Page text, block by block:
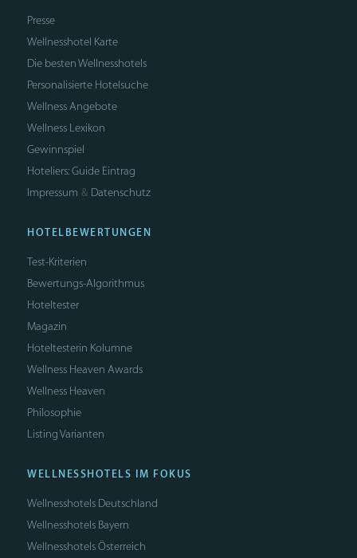
Presse
Wellnesshotel Karte
Die besten Wellnesshotels
Personalisierte Hotelsuche
Wellness Angebote
Wellness Lexikon
Gewinnspiel
Hoteliers: Guide Eintrag
Impressum & Datenschutz
HOTELBEWERTUNGEN
Test-Kriterien
Bewertungs-Algorithmus
Hoteltester
Magazin
Hoteltesterin Kolumne
Wellness Heaven Awards
Wellness Heaven
Philosophie
Listing Varianten
WELLNESSHOTELS IM FOKUS
Wellnesshotels Deutschland
Wellnesshotels Bayern
Wellnesshotels Österreich